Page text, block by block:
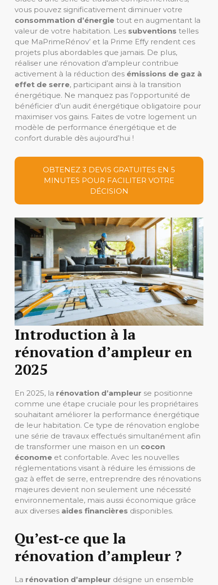
vous pouvez significativement diminuer votre
consommation d’énergie tout en augmentant la
valeur de votre habitation. Les subventions telles
que MaPrimeRénov’ et la Prime Effy rendent ces
projets plus abordables que jamais. De plus,
réaliser une rénovation d’ampleur contribue
activement à la réduction des émissions de gaz à
effet de serre, participant ainsi à la transition
énergétique. Ne manquez pas l’opportunité de
bénéficier d’un audit énergétique obligatoire pour
maximiser vos gains. Faites de votre logement un
modèle de performance énergétique et de
confort durable dès aujourd’hui !
OBTENEZ 3 DEVIS GRATUITES EN 5
MINUTES POUR FACILITER VOTRE
DÉCISION
Introduction à la
rénovation d’ampleur en
2025
En 2025, la rénovation d’ampleur se positionne
comme une étape cruciale pour les propriétaires
souhaitant améliorer la performance énergétique
de leur habitation. Ce type de rénovation englobe
une série de travaux effectués simultanément afin
de transformer une maison en un cocon
économe et confortable. Avec les nouvelles
réglementations visant à réduire les émissions de
gaz à effet de serre, entreprendre des rénovations
majeures devient non seulement une nécessité
environnementale, mais aussi économique grâce
aux diverses aides financières disponibles.
Qu’est-ce que la
rénovation d’ampleur ?
La rénovation d’ampleur désigne un ensemble